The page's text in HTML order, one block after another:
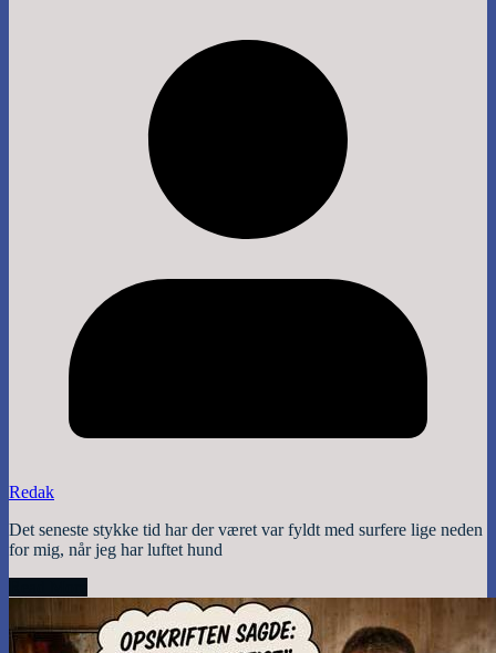
Redak
Det seneste stykke tid har der været var fyldt med surfere lige neden
for mig, når jeg har luftet hund